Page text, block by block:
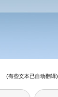
(有些文本已自动翻译)